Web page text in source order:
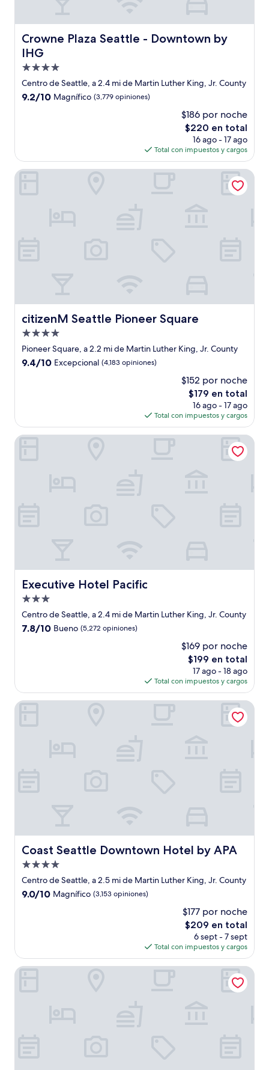
Crowne Plaza Seattle - Downtown by
IHG
Crowne Plaza Seattle - Downtown by IHG
Propiedad
de
4.0
Centro de Seattle, a 2.4 mi de Martin Luther King, Jr. County
9.2
9.2/10 Magnífico (3,779 opiniones)
$186 por noche
El
precio
actual
es
de
$220 en total
16 ago - 17 ago
Total con impuestos y cargos
citizenM Seattle Pioneer Square
citizenM Seattle Pioneer Square
Propiedad
de
4.0
Pioneer Square, a 2.2 mi de Martin Luther King, Jr. County
9.4
9.4/10 Excepcional (4,183 opiniones)
$152 por noche
El
precio
actual
es
de
$179 en total
16 ago - 17 ago
Total con impuestos y cargos
citizenM Seattle Pioneer Square
Executive Hotel Pacific
Executive Hotel Pacific
Propiedad
de
3.0
Centro de Seattle, a 2.4 mi de Martin Luther King, Jr. County
7.8
7.8/10 Bueno (5,272 opiniones)
$169 por noche
El
precio
actual
es
de
$199 en total
17 ago - 18 ago
Total con impuestos y cargos
Executive Hotel Pacific
Coast Seattle Downtown Hotel by APA
Coast Seattle Downtown Hotel by APA
Propiedad
de
4.0
Centro de Seattle, a 2.5 mi de Martin Luther King, Jr. County
9.0
9.0/10 Magnífico (3,153 opiniones)
$177 por noche
El
precio
actual
es
de
$209 en total
6 sept - 7 sept
Total con impuestos y cargos
Coast Seattle Downtown Hotel by APA
The Paramount Hotel